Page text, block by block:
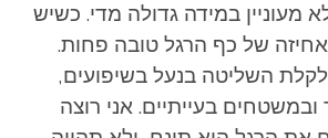
מעוניין במידה גדולה מדי. כשיש
של כף הרגל טובה פחות.
השליטה בנעל בשיפועים,
ובמשטחים בעייתיים. אני רוצה